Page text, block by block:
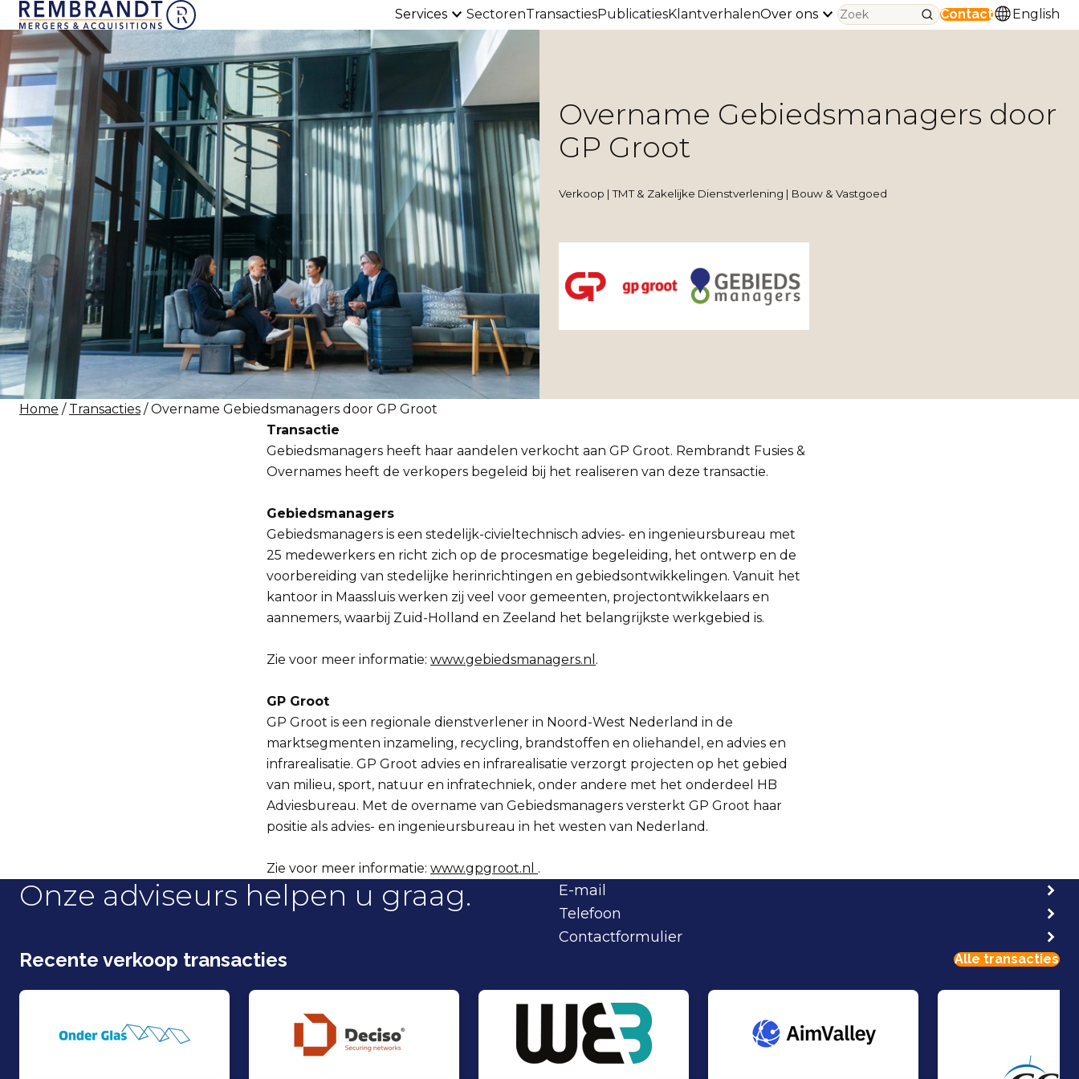
Services SectorenTransactiesPublicatiesKlantverhalenOver ons Contact English
Overname Gebiedsmanagers door
GP Groot
Verkoop | TMT & Zakelijke Dienstverlening | Bouw & Vastgoed
Home / Transacties / Overname Gebiedsmanagers door GP Groot
Transactie
Gebiedsmanagers heeft haar aandelen verkocht aan GP Groot. Rembrandt Fusies &
Overnames heeft de verkopers begeleid bij het realiseren van deze transactie.
Gebiedsmanagers
Gebiedsmanagers is een stedelijk-civieltechnisch advies- en ingenieursbureau met
25 medewerkers en richt zich op de procesmatige begeleiding, het ontwerp en de
voorbereiding van stedelijke herinrichtingen en gebiedsontwikkelingen. Vanuit het
kantoor in Maassluis werken zij veel voor gemeenten, projectontwikkelaars en
aannemers, waarbij Zuid-Holland en Zeeland het belangrijkste werkgebied is.
Zie voor meer informatie: www.gebiedsmanagers.nl .
GP Groot
GP Groot is een regionale dienstverlener in Noord-West Nederland in de
marktsegmenten inzameling, recycling, brandstoffen en oliehandel, en advies en
infrarealisatie. GP Groot advies en infrarealisatie verzorgt projecten op het gebied
van milieu, sport, natuur en infratechniek, onder andere met het onderdeel HB
Adviesbureau. Met de overname van Gebiedsmanagers versterkt GP Groot haar
positie als advies- en ingenieursbureau in het westen van Nederland.
Zie voor meer informatie: www.gpgroot.nl .
Onze adviseurs helpen u graag.
E-mail
Telefoon
Contactformulier
Recente verkoop transacties Alle transacties